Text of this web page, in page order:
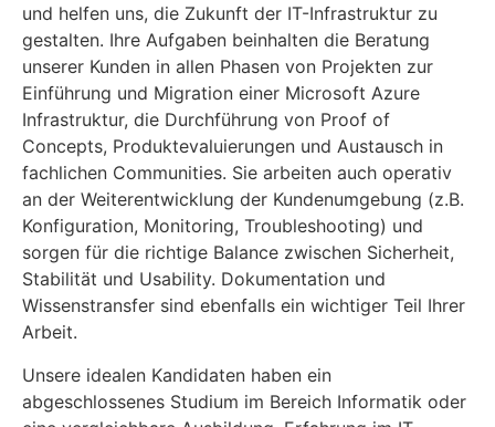
und helfen uns, die Zukunft der IT-Infrastruktur zu
gestalten. Ihre Aufgaben beinhalten die Beratung
unserer Kunden in allen Phasen von Projekten zur
Einführung und Migration einer Microsoft Azure
Infrastruktur, die Durchführung von Proof of
Concepts, Produktevaluierungen und Austausch in
fachlichen Communities. Sie arbeiten auch operativ
an der Weiterentwicklung der Kundenumgebung (z.B.
Konfiguration, Monitoring, Troubleshooting) und
sorgen für die richtige Balance zwischen Sicherheit,
Stabilität und Usability. Dokumentation und
Wissenstransfer sind ebenfalls ein wichtiger Teil Ihrer
Arbeit.
Unsere idealen Kandidaten haben ein
abgeschlossenes Studium im Bereich Informatik oder